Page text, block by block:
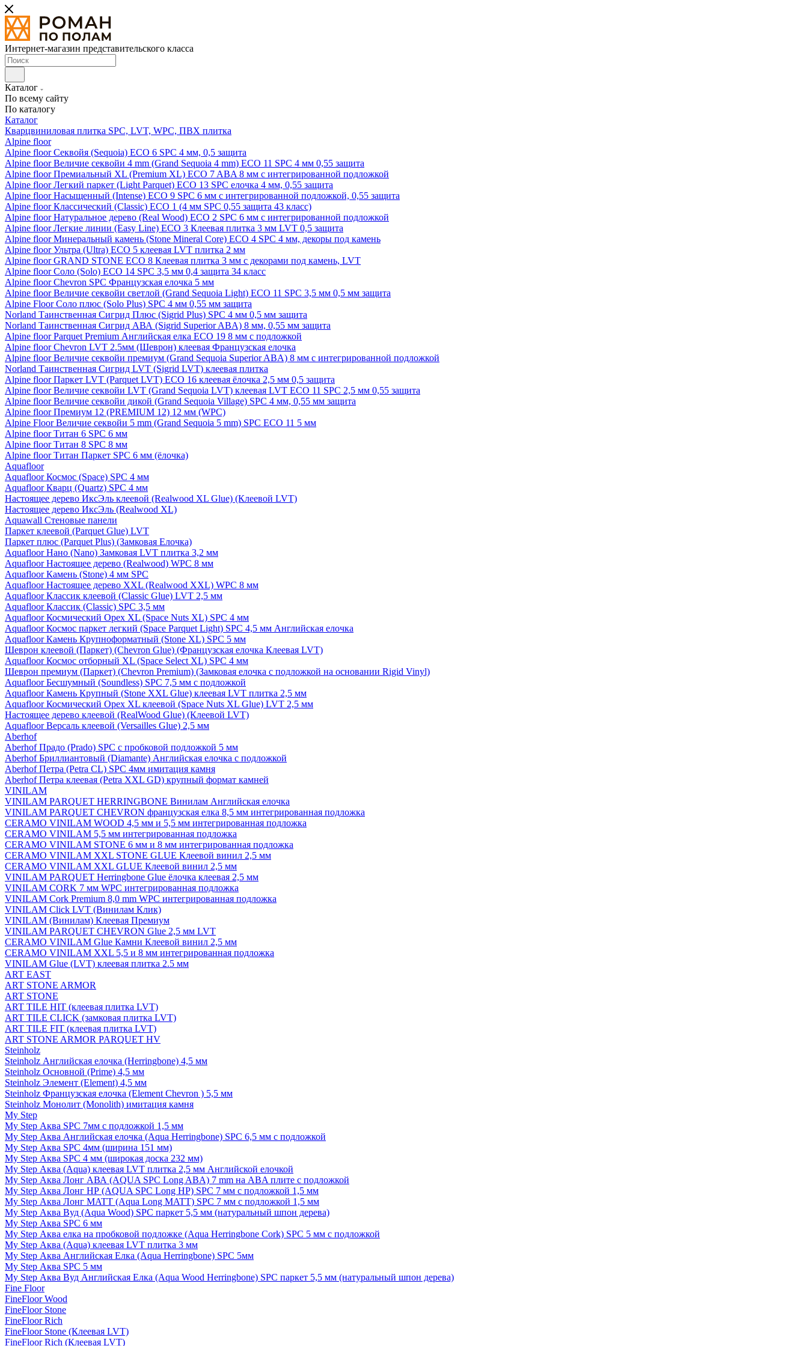
Интернет-магазин представительского класса
Каталог
По всему сайту
По каталогу
Каталог
Кварцвиниловая плитка SPC, LVT, WPC, ПВХ плитка
Alpine floor
Alpine floor Секвойя (Sequoia) ECO 6 SPC 4 мм, 0,5 защита
Alpine floor Величие секвойи 4 mm (Grand Sequoia 4 mm) ECO 11 SPC 4 мм 0,55 защита
Alpine floor Премиальный XL (Premium XL) ECO 7 ABA 8 мм с интегрированной подложкой
Alpine floor Легкий паркет (Light Parquet) ECO 13 SPC елочка 4 мм, 0,55 защита
Alpine floor Насыщенный (Intense) ECO 9 SPC 6 мм с интегрированной подложкой, 0,55 защита
Alpine floor Классический (Classic) ECO 1 (4 мм SPC 0,55 защита 43 класс)
Alpine floor Натуральное дерево (Real Wood) ECO 2 SPC 6 мм с интегрированной подложкой
Alpine floor Легкие линии (Easy Line) ECO 3 Клеевая плитка 3 мм LVT 0,5 защита
Alpine floor Минеральный камень (Stone Mineral Core) ECO 4 SPC 4 мм, декоры под камень
Alpine floor Ультра (Ultra) ECO 5 клеевая LVT плитка 2 мм
Alpine floor GRAND STONE ECO 8 Клеевая плитка 3 мм с декорами под камень, LVT
Alpine floor Соло (Solo) ECO 14 SPC 3,5 мм 0,4 защита 34 класс
Alpine floor Chevron SPC Французская елочка 5 мм
Alpine floor Величие секвойи светлой (Grand Sequoia Light) ECO 11 SPC 3,5 мм 0,5 мм защита
Alpine Floor Соло плюс (Solo Plus) SPC 4 мм 0,55 мм защита
Norland Таинственная Сигрид Плюс (Sigrid Plus) SPC 4 мм 0,5 мм защита
Norland Таинственная Сигрид АВА (Sigrid Superior ABA) 8 мм, 0,55 мм защита
Alpine floor Parquet Premium Английская елка ECO 19 8 мм с подложкой
Alpine floor Chevron LVT 2.5мм (Шеврон) клеевая Французская елочка
Alpine floor Величие секвойи премиум (Grand Sequoia Superior ABA) 8 мм с интегрированной подложкой
Norland Таинственная Сигрид LVT (Sigrid LVT) клеевая плитка
Alpine floor Паркет LVT (Parquet LVT) ECO 16 клеевая ёлочка 2,5 мм 0,5 защита
Alpine floor Величие секвойи LVT (Grand Sequoia LVT) клеевая LVT ECO 11 SPC 2,5 мм 0,55 защита
Alpine floor Величие секвойи дикой (Grand Sequoia Village) SPC 4 мм, 0,55 мм защита
Alpine floor Премиум 12 (PREMIUM 12) 12 мм (WPC)
Alpine Floor Величие секвойи 5 mm (Grand Sequoia 5 mm) SPC ECO 11 5 мм
Alpine floor Титан 6 SPC 6 мм
Alpine floor Титан 8 SPC 8 мм
Alpine floor Титан Паркет SPC 6 мм (ёлочка)
Aquafloor
Aquafloor Космос (Space) SPC 4 мм
Aquafloor Кварц (Quartz) SPC 4 мм
Настоящее дерево ИксЭль клеевой (Realwood XL Glue) (Клеевой LVT)
Настоящее дерево ИксЭль (Realwood XL)
Aquawall Стеновые панели
Паркет клеевой (Parquet Glue) LVT
Паркет плюс (Parquet Plus) (Замковая Елочка)
Aquafloor Нано (Nano) Замковая LVT плитка 3,2 мм
Aquafloor Настоящее дерево (Realwood) WPC 8 мм
Aquafloor Камень (Stone) 4 мм SPC
Aquafloor Настоящее дерево XXL (Realwood XXL) WPC 8 мм
Aquafloor Классик клеевой (Classic Glue) LVT 2,5 мм
Aquafloor Классик (Classic) SPC 3,5 мм
Aquafloor Космический Орех XL (Space Nuts XL) SPC 4 мм
Aquafloor Космос паркет легкий (Space Parquet Light) SPC 4,5 мм Английская елочка
Aquafloor Камень Крупноформатный (Stone XL) SPC 5 мм
Шеврон клеевой (Паркет) (Chevron Glue) (Французская елочка Клеевая LVT)
Aquafloor Космос отборный XL (Space Select XL) SPC 4 мм
Шеврон премиум (Паркет) (Chevron Premium) (Замковая елочка с подложкой на основании Rigid Vinyl)
Aquafloor Бесшумный (Soundless) SPC 7,5 мм с подложкой
Aquafloor Камень Крупный (Stone XXL Glue) клеевая LVT плитка 2,5 мм
Aquafloor Космический Орех XL клеевой (Space Nuts XL Glue) LVT 2,5 мм
Настоящее дерево клеевой (RealWood Glue) (Клеевой LVT)
Aquafloor Версаль клеевой (Versailles Glue) 2,5 мм
Aberhof
Aberhof Прадо (Prado) SPC с пробковой подложкой 5 мм
Aberhof Бриллиантовый (Diamante) Английская елочка с подложкой
Aberhof Петра (Petra CL) SPC 4мм имитация камня
Aberhof Петра клеевая (Petra XXL GD) крупный формат камней
VINILAM
VINILAM PARQUET HERRINGBONE Винилам Английская елочка
VINILAM PARQUET CHEVRON французская елка 8,5 мм интегрированная подложка
CERAMO VINILAM WOOD 4,5 мм и 5,5 мм интегрированная подложка
CERAMO VINILAM 5,5 мм интегрированная подложка
CERAMO VINILAM STONE 6 мм и 8 мм интегрированная подложка
CERAMO VINILAM XXL STONE GLUE Клеевой винил 2,5 мм
CERAMO VINILAM XXL GLUE Клеевой винил 2,5 мм
VINILAM PARQUET Herringbone Glue ёлочка клеевая 2,5 мм
VINILAM CORK 7 мм WPC интегрированная подложка
VINILAM Cork Premium 8,0 mm WPC интегрированная подложка
VINILAM Click LVT (Винилам Клик)
VINILAM (Винилам) Клеевая Премиум
VINILAM PARQUET CHEVRON Glue 2,5 мм LVT
CERAMO VINILAM Glue Камни Клеевой винил 2,5 мм
CERAMO VINILAM XXL 5,5 и 8 мм интегрированная подложка
VINILAM Glue (LVT) клеевая плитка 2.5 мм
ART EAST
ART STONE ARMOR
ART STONE
ART TILE HIT (клеевая плитка LVT)
ART TILE CLICK (замковая плитка LVT)
ART TILE FIT (клеевая плитка LVT)
ART STONE ARMOR PARQUET HV
Steinholz
Steinholz Английская елочка (Herringbone) 4,5 мм
Steinholz Основной (Prime) 4,5 мм
Steinholz Элемент (Element) 4,5 мм
Steinholz Французская елочка (Element Chevron ) 5,5 мм
Steinholz Монолит (Monolith) имитация камня
My Step
My Step Аква SPC 7мм c подложкой 1,5 мм
My Step Аква Английская елочка (Aqua Herringbone) SPC 6,5 мм с подложкой
My Step Аква SPC 4мм (ширина 151 мм)
My Step Аква SPC 4 мм (широкая доска 232 мм)
My Step Аква (Aqua) клеевая LVT плитка 2,5 мм Английской елочкой
My Step Аква Лонг АВА (AQUA SPC Long ABA) 7 mm на ABA плите с подложкой
My Step Аква Лонг НР (AQUA SPC Long HP) SPC 7 мм с подложкой 1,5 мм
My Step Аква Лонг MATT (Aqua Long MATT) SPC 7 мм с подложкой 1,5 мм
My Step Аква Вуд (Aqua Wood) SPC паркет 5,5 мм (натуральный шпон дерева)
My Step Аква SPC 6 мм
My Step Аква елка на пробковой подложке (Aqua Herringbone Cork) SPC 5 мм с подложкой
My Step Аква (Aqua) клеевая LVT плитка 3 мм
My Step Аква Английская Елка (Aqua Herringbone) SPC 5мм
My Step Аква SPC 5 мм
My Step Аква Вуд Английская Елка (Aqua Wood Herringbone) SPC паркет 5,5 мм (натуральный шпон дерева)
Fine Floor
FineFloor Wood
FineFloor Stone
FineFloor Rich
FineFloor Stone (Клеевая LVT)
FineFloor Rich (Клеевая LVT)